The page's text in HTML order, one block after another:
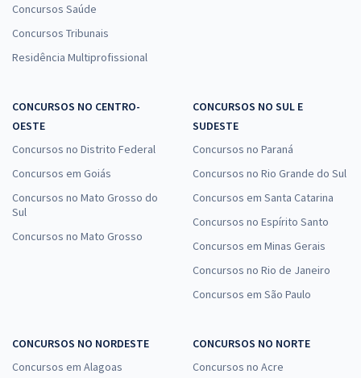
Concursos Saúde
Concursos Tribunais
Residência Multiprofissional
CONCURSOS NO CENTRO-
OESTE
Concursos no Distrito Federal
Concursos em Goiás
Concursos no Mato Grosso do
Sul
Concursos no Mato Grosso
CONCURSOS NO SUL E
SUDESTE
Concursos no Paraná
Concursos no Rio Grande do Sul
Concursos em Santa Catarina
Concursos no Espírito Santo
Concursos em Minas Gerais
Concursos no Rio de Janeiro
Concursos em São Paulo
CONCURSOS NO NORDESTE
Concursos em Alagoas
CONCURSOS NO NORTE
Concursos no Acre